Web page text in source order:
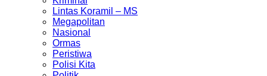
Lintas Koramil – MS
Megapolitan
Nasional
Ormas
Peristiwa
Polisi Kita